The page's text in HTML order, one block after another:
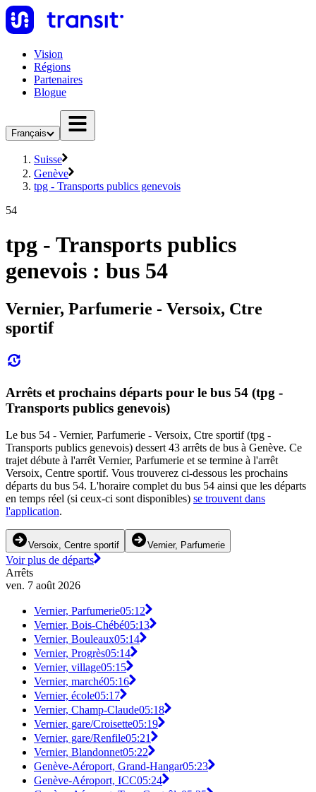
Vision
Régions
Partenaires
Blogue
Français
Suisse
Genève
tpg - Transports publics genevois
54
tpg - Transports publics
genevois : bus 54
Vernier, Parfumerie - Versoix, Ctre
sportif
Arrêts et prochains départs pour le bus 54 (tpg -
Transports publics genevois)
Le bus 54 - Vernier, Parfumerie - Versoix, Ctre sportif (tpg -
Transports publics genevois) dessert 43 arrêts de bus à Genève. Ce
trajet débute à l'arrêt Vernier, Parfumerie et se termine à l'arrêt
Versoix, Centre sportif. Vous trouverez ci-dessous les prochains
départs du bus 54. L'horaire complet du bus 54 ainsi que les départs
en temps réel (si ceux-ci sont disponibles) se trouvent dans
l'application.
Versoix, Centre sportif Vernier, Parfumerie
Voir plus de départs
Arrêts
ven. 7 août 2026
Vernier, Parfumerie05:12
Vernier, Bois-Chébé05:13
Vernier, Bouleaux05:14
Vernier, Progrès05:14
Vernier, village05:15
Vernier, marché05:16
Vernier, école05:17
Vernier, Champ-Claude05:18
Vernier, gare/Croisette05:19
Vernier, gare/Renfile05:21
Vernier, Blandonnet05:22
Genève-Aéroport, Grand-Hangar05:23
Genève-Aéroport, ICC05:24